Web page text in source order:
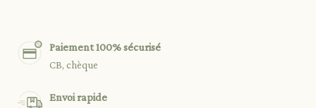
Paiement 100% sécurisé
CB, chèque
Envoi rapide